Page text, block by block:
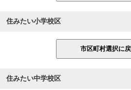
住みたい小学校区
住みたい中学校区